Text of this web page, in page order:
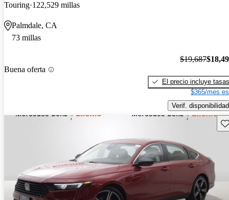
Touring 122,529 millas
Palmdale, CA
73 millas
Buena oferta
$19,687
El precio incluye tasas
$365/mes
Verif. disponibilidad